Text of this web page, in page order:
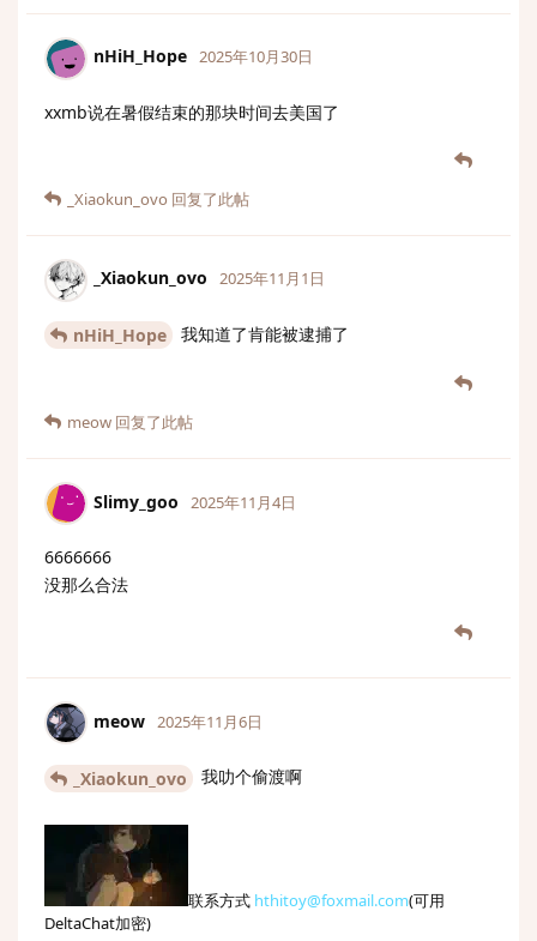
nHiH_Hope 2025年10月30日
xxmb说在暑假结束的那块时间去美国了
_Xiaokun_ovo 回复了此帖
_Xiaokun_ovo 2025年11月1日
nHiH_Hope 我知道了肯能被逮捕了
meow 回复了此帖
Slimy_goo 2025年11月4日
6666666
没那么合法
meow 2025年11月6日
_Xiaokun_ovo 我叻个偷渡啊
联系方式 hthitoy@foxmail.com(可用
DeltaChat加密)